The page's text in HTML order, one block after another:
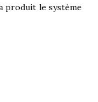
produit le système